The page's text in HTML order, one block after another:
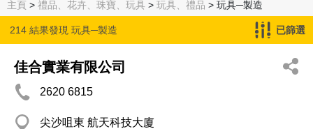
主頁 > 禮品、花卉、珠寶、玩具 > 玩具、禮品 > 玩具─製造
214 結果發現 玩具─製造 已篩選
佳合實業有限公司
2620 6815
尖沙咀東 航天科技大廈